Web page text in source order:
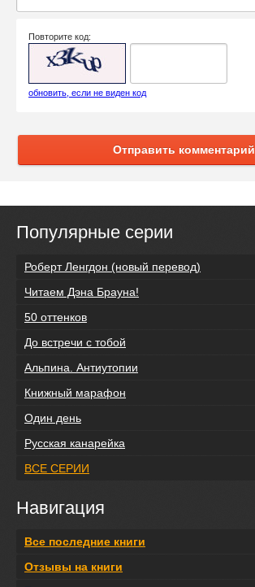
Повторите код:
обновить, если не виден код
Отправить комментарий
Популярные серии
Роберт Ленгдон (новый перевод)
Читаем Дэна Брауна!
50 оттенков
До встречи с тобой
Альпина. Антиутопии
Книжный марафон
Один день
Русская канарейка
ВСЕ СЕРИИ
Навигация
Все последние книги
Отзывы на книги